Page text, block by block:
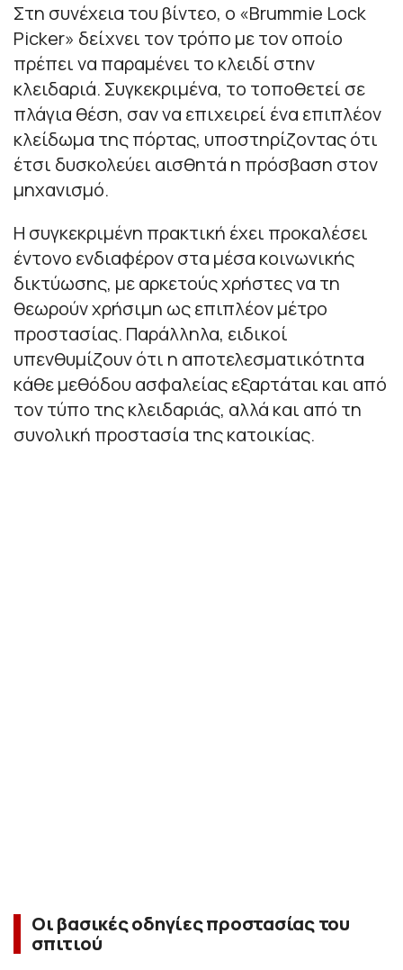
Στη συνέχεια του βίντεο, ο «Brummie Lock
Picker» δείχνει τον τρόπο με τον οποίο
πρέπει να παραμένει το κλειδί στην
κλειδαριά. Συγκεκριμένα, το τοποθετεί σε
πλάγια θέση, σαν να επιχειρεί ένα επιπλέον
κλείδωμα της πόρτας, υποστηρίζοντας ότι
έτσι δυσκολεύει αισθητά η πρόσβαση στον
μηχανισμό.
Η συγκεκριμένη πρακτική έχει προκαλέσει
έντονο ενδιαφέρον στα μέσα κοινωνικής
δικτύωσης, με αρκετούς χρήστες να τη
θεωρούν χρήσιμη ως επιπλέον μέτρο
προστασίας. Παράλληλα, ειδικοί
υπενθυμίζουν ότι η αποτελεσματικότητα
κάθε μεθόδου ασφαλείας εξαρτάται και από
τον τύπο της κλειδαριάς, αλλά και από τη
συνολική προστασία της κατοικίας.
Οι βασικές οδηγίες προστασίας του
σπιτιού